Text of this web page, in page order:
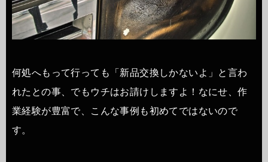
何処へもって行っても「新品交換しかないよ」と言わ
れたとの事、でもウチはお請けしますよ！なにせ、作
業経験が豊富で、こんな事例も初めてではないので
す。